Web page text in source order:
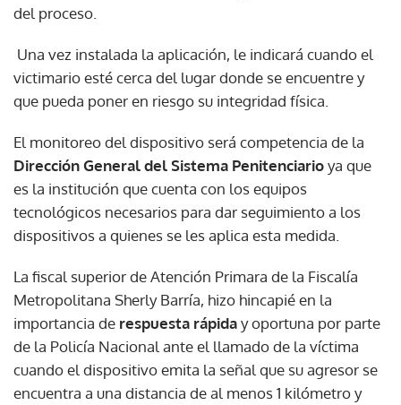
del proceso.
Una vez instalada la aplicación, le indicará cuando el
victimario esté cerca del lugar donde se encuentre y
que pueda poner en riesgo su integridad física.
El monitoreo del dispositivo será competencia de la
Dirección General del Sistema Penitenciarioya que
es la institución que cuenta con los equipos
tecnológicos necesarios para dar seguimiento a los
dispositivos a quienes se les aplica esta medida.
La fiscal superior de Atención Primara de la Fiscalía
Metropolitana Sherly Barría, hizo hincapié en la
importancia de respuesta rápiday oportuna por parte
de la Policía Nacional ante el llamado de la víctima
cuando el dispositivo emita la señal que su agresor se
encuentra a una distancia de al menos 1 kilómetro y